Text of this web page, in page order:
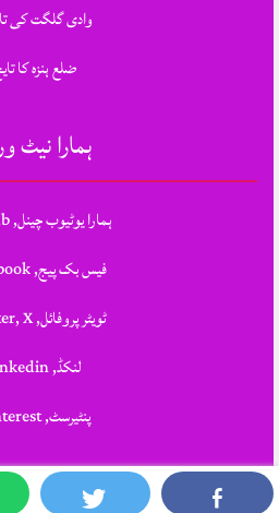
وادی گلگت کی
ضلع ہنزہ کا
ہمارا نیٹ
ہمارا یوٹیوب چینل, Youtub
فیس بک پیج, Facebook
ٹویٹر پروفائل, Twitter, X
لنکڈ, linkedin
پنٹیرسٹ, Pinterest
Developed BySTYLOTHEMES